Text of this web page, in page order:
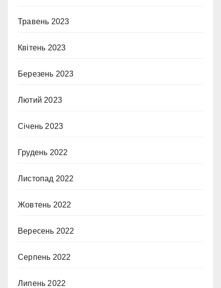
Травень 2023
Квітень 2023
Березень 2023
Лютий 2023
Січень 2023
Грудень 2022
Листопад 2022
Жовтень 2022
Вересень 2022
Серпень 2022
Липень 2022